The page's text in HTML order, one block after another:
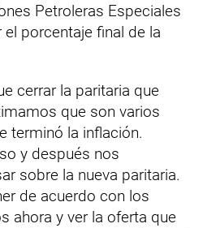
Petroleras Especiales
el porcentaje final de la
cerrar la paritaria que
que son varios
terminó la inflación.
y después nos
sobre la nueva paritaria.
de acuerdo con los
ahora y ver la oferta que